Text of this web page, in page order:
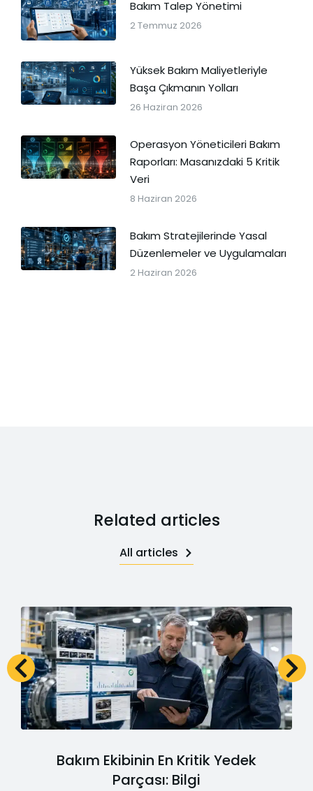
Bakım Talep Yönetimi
2 Temmuz 2026
Yüksek Bakım Maliyetleriyle
Başa Çıkmanın Yolları
26 Haziran 2026
Operasyon Yöneticileri Bakım
Raporları: Masanızdaki 5 Kritik
Veri
8 Haziran 2026
Bakım Stratejilerinde Yasal
Düzenlemeler ve Uygulamaları
2 Haziran 2026
Related articles
All articles
Bakım Ekibinin En Kritik Yedek
Parçası: Bilgi